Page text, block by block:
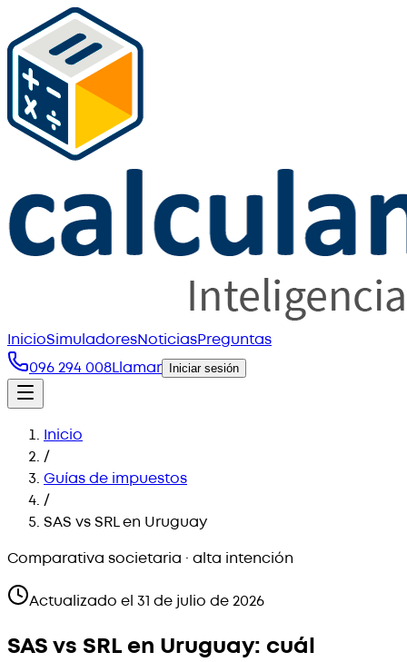
InicioSimuladoresNoticiasPreguntas
096 294 008Llamar Iniciar sesión
Inicio
/
Guías de impuestos
/
SAS vs SRL en Uruguay
Comparativa societaria · alta intención
Actualizado el 31 de julio de 2026
SAS vs SRL en Uruguay: cuál